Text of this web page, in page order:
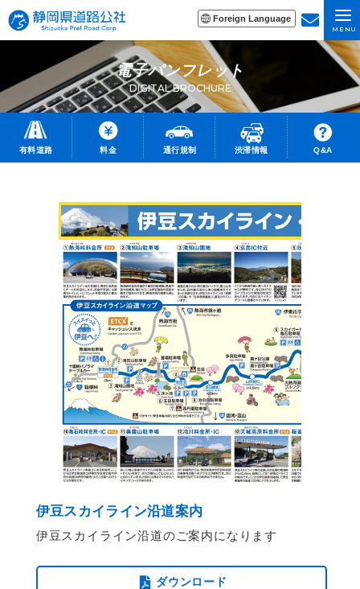
Foreign Language
MENU
電子パンフレット
DIGITAL BROCHURE
有料道路 料金 通行規制 渋滞情報 Q&A
伊豆スカイライン沿道案内
伊豆スカイライン沿道のご案内になります
ダウンロード